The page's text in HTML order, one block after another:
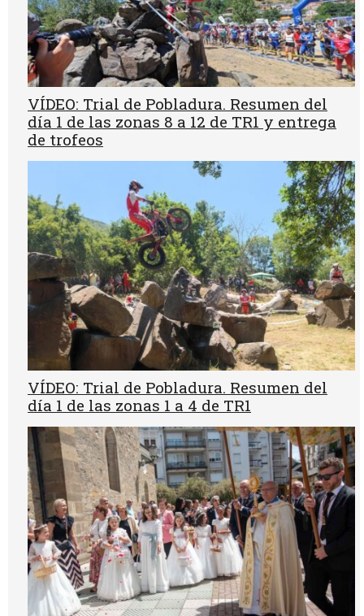
VÍDEO: Trial de Pobladura. Resumen del
día 1 de las zonas 8 a 12 de TR1 y entrega
de trofeos
VÍDEO: Trial de Pobladura. Resumen del
día 1 de las zonas 1 a 4 de TR1